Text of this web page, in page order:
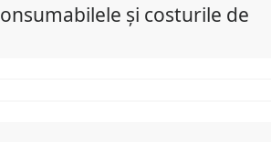
și costurile de